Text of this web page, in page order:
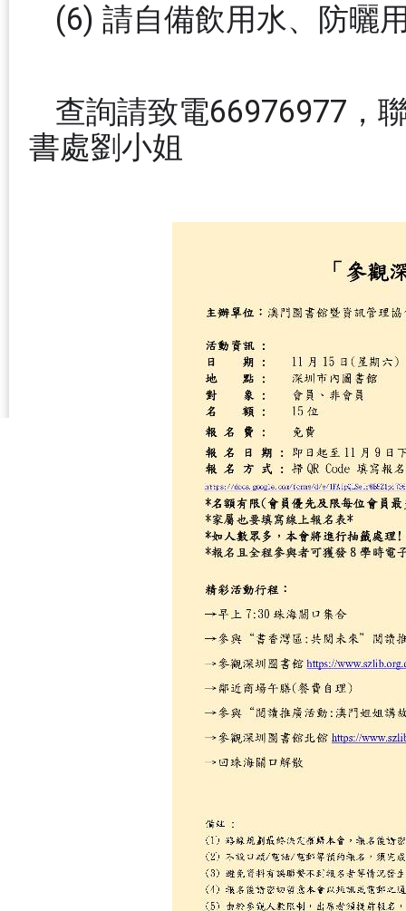
(6) 請自備飲用水、防曬
查詢請致電66976977，
書處劉小姐